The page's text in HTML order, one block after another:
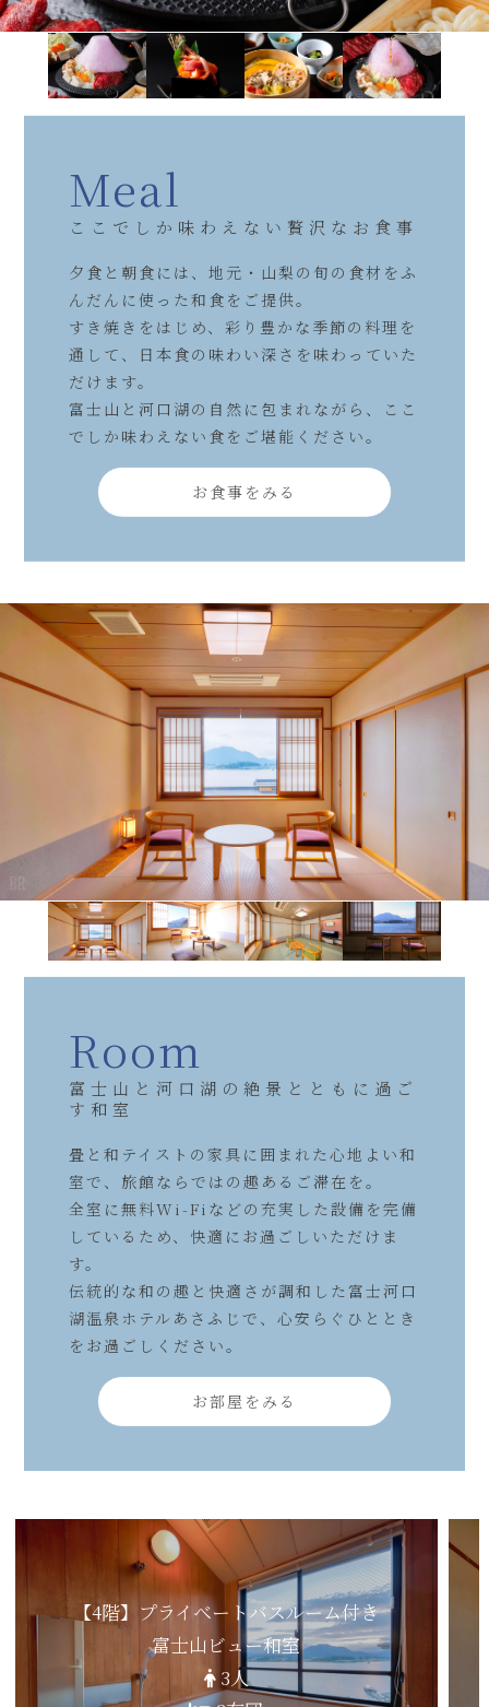
Meal
ここでしか味わえない贅沢なお食事
夕食と朝食には、地元・山梨の旬の食材をふ
んだんに使った和食をご提供。
すき焼きをはじめ、彩り豊かな季節の料理を
通して、日本食の味わい深さを味わっていた
だけます。
富士山と河口湖の自然に包まれながら、ここ
でしか味わえない食をご堪能ください。
お食事をみる
Room
富士山と河口湖の絶景とともに過ご
す和室
畳と和テイストの家具に囲まれた心地よい和
室で、旅館ならではの趣あるご滞在を。
全室に無料Wi-Fiなどの充実した設備を完備
しているため、快適にお過ごしいただけま
す。
伝統的な和の趣と快適さが調和した富士河口
湖温泉ホテルあさふじで、心安らぐひととき
をお過ごしください。
お部屋をみる
【4階】プライベートバスルーム付き
富士山ビュー和室
3人